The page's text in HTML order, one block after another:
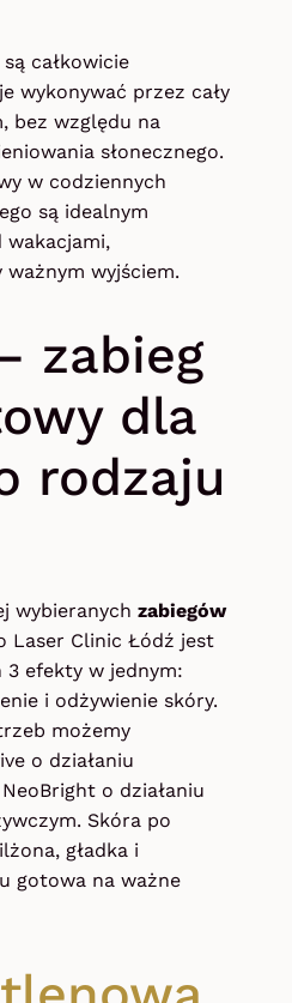
są całkowicie
wykonywać przez cały
bez względu na
słonecznego.
w codziennych
są idealnym
wakacjami,
wyjściem.
zabieg
dla
rodzaju
wybieranych zabiegów
Laser Clinic Łódź jest
3 efekty w jednym:
i odżywienie skóry.
możemy
o działaniu
o działaniu
Skóra po
gładka i
gotowa na ważne